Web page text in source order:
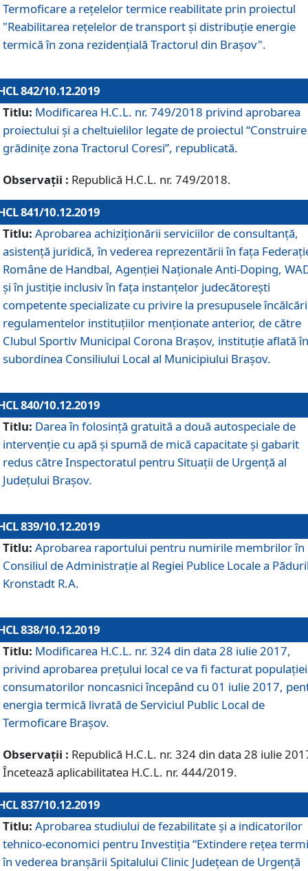
Termoficare a rețelelor termice reabilitate prin proiectul
"Reabilitarea reţelelor de transport şi distribuţie energie
termică în zona rezidenţială Tractorul din Braşov".
842/10.12.2019
Titlu: Modificarea H.C.L. nr. 749/2018 privind aprobarea
proiectului și a cheltuielilor legate de proiectul “Construire
grădinițe zona Tractorul Coresi”, republicată.
Observații : Republică H.C.L. nr. 749/2018.
841/10.12.2019
Titlu: Aprobarea achiziționării serviciilor de consultanță,
asistență juridică, în vederea reprezentării în fața
Române de Handbal, Agenției Naționale Anti-Doping,
și în justiție inclusiv în fața instanțelor judecătorești
competente specializate cu privire la presupusele
regulamentelor instituțiilor menționate anterior, de către
Clubul Sportiv Municipal Corona Braşov, instituție aflată în
subordinea Consiliului Local al Municipiului Brașov.
840/10.12.2019
Titlu: Darea în folosință gratuită a două autospeciale de
intervenție cu apă și spumă de mică capacitate și gabarit
redus către Inspectoratul pentru Situaţii de Urgenţă al
Judeţului Brașov.
839/10.12.2019
Titlu: Aprobarea raportului pentru numirile membrilor în
Consiliul de Administraţie al Regiei Publice Locale a
Kronstadt R.A.
838/10.12.2019
Titlu: Modificarea H.C.L. nr. 324 din data 28 iulie 2017,
privind aprobarea preţului local ce va fi facturat
consumatorilor noncasnici începând cu 01 iulie 2017,
energia termică livrată de Serviciul Public Local de
Termoficare Braşov.
Observații : Republică H.C.L. nr. 324 din data 28 iulie
Încetează aplicabilitatea H.C.L. nr. 444/2019.
837/10.12.2019
Titlu: Aprobarea studiului de fezabilitate și a indicatorilor
tehnico-economici pentru Investiția “Extindere rețea
în vederea branșării Spitalului Clinic Județean de Urgență